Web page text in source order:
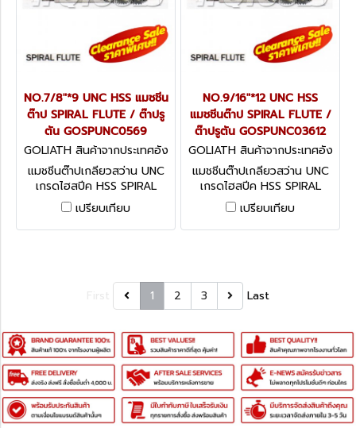
NO.7/8"*9 UNC HSS แมชชีน
ต๊าป SPIRAL FLUTE / ต๊าปรู
ตัน GOSPUNC0569
GOLIATH สินค้าจากประเทศอัง
กฤษ GOSPUNC0569
แมชชีนต๊าปเกลียวสว่าน UNC
เกรดไฮสปีค HSS SPIRAL
FLUTE / ต๊าปรูตัน
เปรียบเทียบ
NO.9/16"*12 UNC HSS
แมชชีนต๊าป SPIRAL FLUTE /
ต๊าปรูตัน GOSPUNC03612
GOLIATH สินค้าจากประเทศอัง
กฤษ GOSPUNC03612
แมชชีนต๊าปเกลียวสว่าน UNC
เกรดไฮสปีค HSS SPIRAL
FLUTE / ต๊าปรูตัน
เปรียบเทียบ
1 2 3 Last